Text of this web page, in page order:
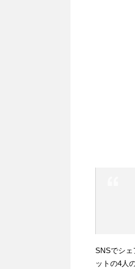
SNSでシ
ットの4人